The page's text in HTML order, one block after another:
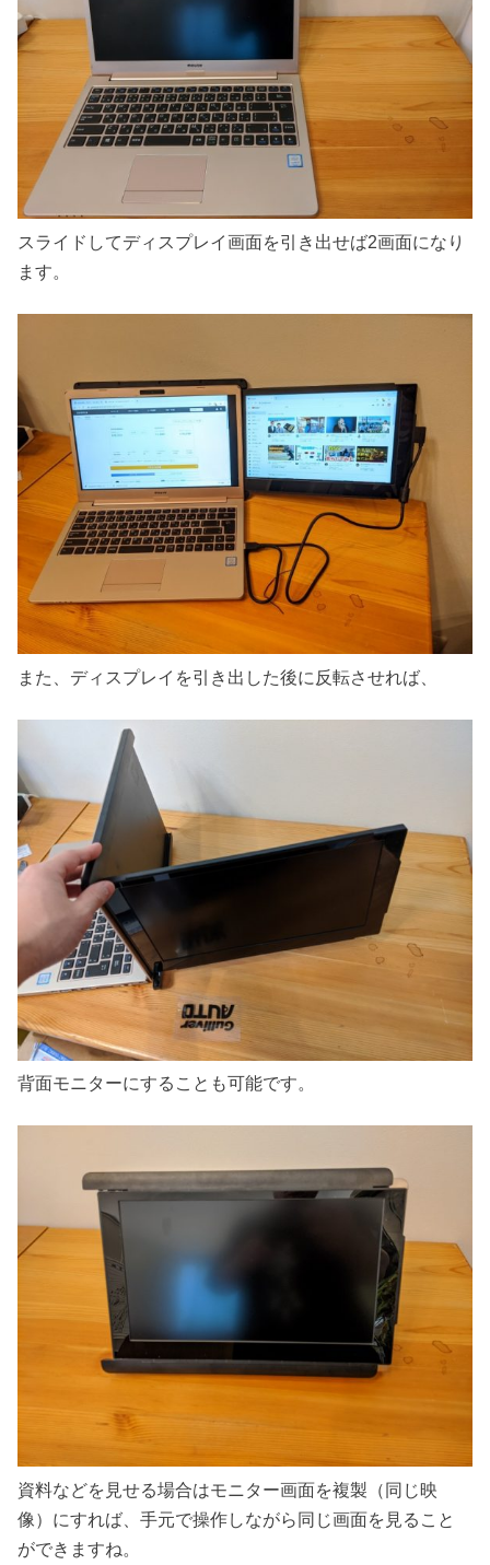
スライドしてディスプレイ画面を引き出せば2画面になり
ます。
また、ディスプレイを引き出した後に反転させれば、
背面モニターにすることも可能です。
資料などを見せる場合はモニター画面を複製（同じ映
像）にすれば、手元で操作しながら同じ画面を見ること
ができますね。